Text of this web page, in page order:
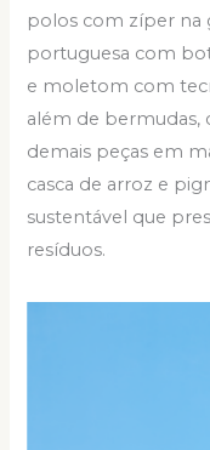
polos com zíper na
portuguesa com
e moletom com
além de bermudas,
demais peças em
casca de arroz e
sustentável que
resíduos.